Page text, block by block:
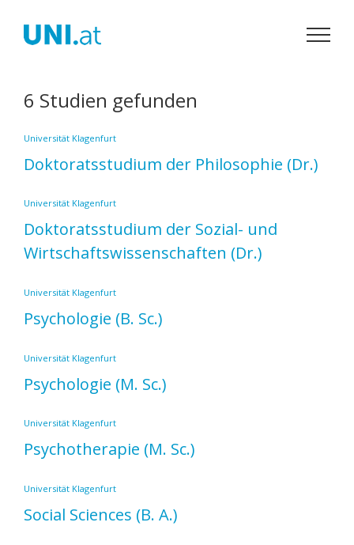
Inhalt
springen
6 Studien gefunden
Universität Klagenfurt
Doktoratsstudium der Philosophie (Dr.)
Universität Klagenfurt
Doktoratsstudium der Sozial- und
Wirtschaftswissenschaften (Dr.)
Universität Klagenfurt
Psychologie (B. Sc.)
Universität Klagenfurt
Psychologie (M. Sc.)
Universität Klagenfurt
Psychotherapie (M. Sc.)
Universität Klagenfurt
Social Sciences (B. A.)